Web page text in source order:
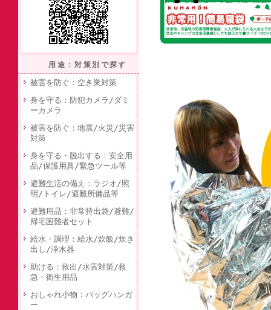
用途：対策別で探す
被害を防ぐ：空き巣対策
身を守る：防犯カメラ/ダミ
ーカメラ
被害を防ぐ：地震/火災/災害
対策
身を守る・脱出する：安全用
品/保護用具/緊急ツール等
避難生活の備え：ラジオ/照
明/トイレ/避難所備品等
避難用品：非常持出袋/避難/
帰宅困難者セット
給水・調理：給水/炊飯/炊き
出し/浄水器
助ける：救出/水害対策/救
急・衛生用品
おしゃれ小物：バッグハンガ
ー